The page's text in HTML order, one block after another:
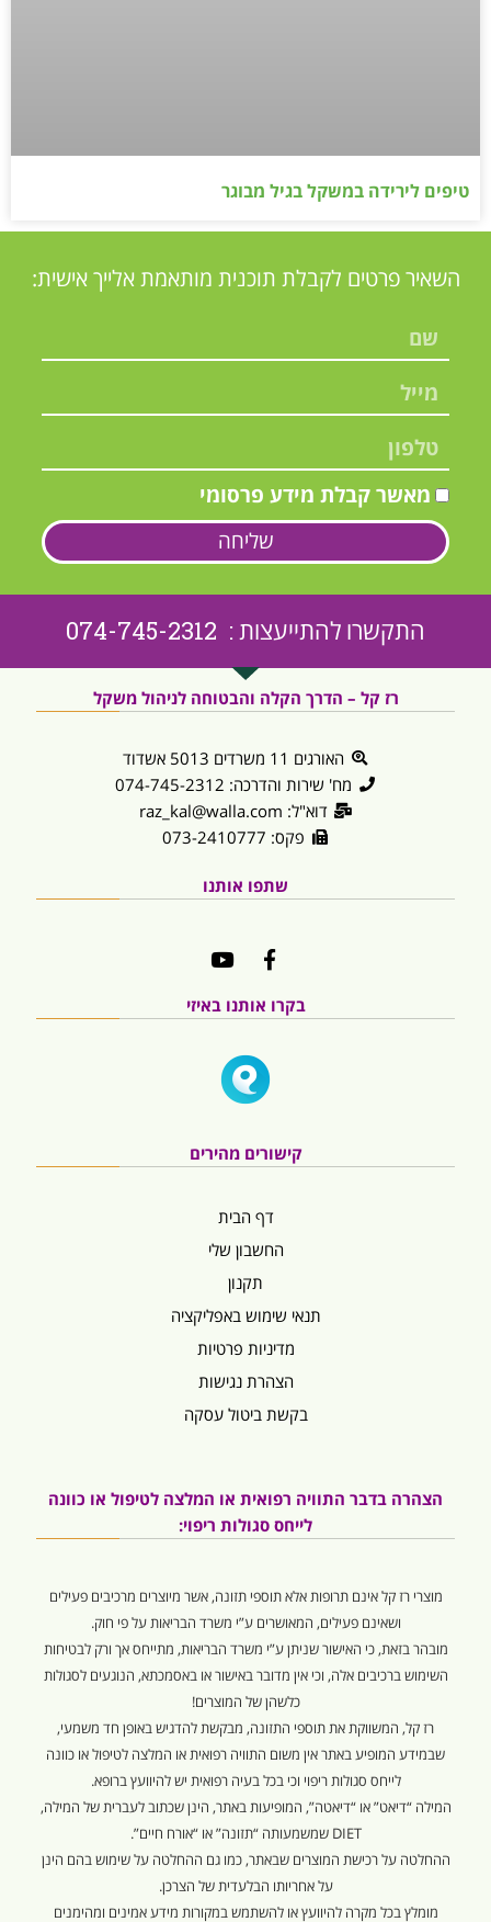
טיפים לירידה במשקל בגיל מבוגר
השאיר פרטים לקבלת תוכנית מותאמת אלייך אישית:
מאשר קבלת מידע פרסומי
שליחה
התקשרו להתייעצות : 074-745-2312
רז קל – הדרך הקלה והבטוחה לניהול משקל
האורגים 11 משרדים 5013 אשדוד
מח' שירות והדרכה: 074-745-2312
דוא"ל: raz_kal@walla.com
פקס: 073-2410777
שתפו אותנו
בקרו אותנו באיזי
קישורים מהירים
דף הבית
החשבון שלי
תקנון
תנאי שימוש באפליקציה
מדיניות פרטיות
הצהרת נגישות
בקשת ביטול עסקה
הצהרה בדבר התוויה רפואית או המלצה לטיפול או כוונה
לייחס סגולות ריפוי:
מוצרי רז קל אינם תרופות אלא תוספי תזונה, אשר מיוצרים מרכיבים פעילים
ושאינם פעילים, המאושרים ע”י משרד הבריאות על פי חוק.
מובהר בזאת, כי האישור שניתן ע”י משרד הבריאות, מתייחס אך ורק לבטיחות
השימוש ברכיבים אלה, וכי אין מדובר באישור או באסמכתא, הנוגעים לסגולות
כלשהן של המוצרים!
רז קל, המשווקת את תוספי התזונה, מבקשת להדגיש באופן חד משמעי,
שבמידע המופיע באתר אין משום התוויה רפואית או המלצה לטיפול או כוונה
לייחס סגולות ריפוי וכי בכל בעיה רפואית יש להיוועץ ברופא.
המילה “דיאט” או “דיאטה”, המופיעות באתר, הינן שכתוב לעברית של המילה,
DIET שמשמעותה “תזונה” או “אורח חיים”.
ההחלטה על רכישת המוצרים שבאתר, כמו גם ההחלטה על שימוש בהם הינן
על אחריותו הבלעדית של הצרכן.
מומלץ בכל מקרה להיוועץ או להשתמש במקורות מידע אמינים ומהימנים